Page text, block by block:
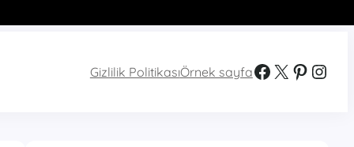
Gizlilik PolitikasıÖrnek sayfaFacebook X Pinterest Instagram